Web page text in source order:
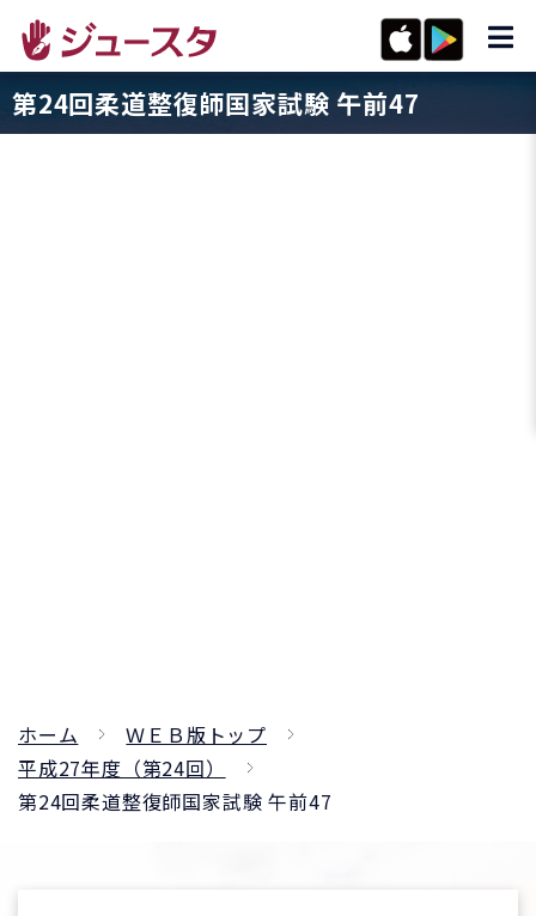
第24回柔道整復師国家試験 午前47
ホーム
ＷＥＢ版トップ
平成27年度（第24回）
第24回柔道整復師国家試験 午前47